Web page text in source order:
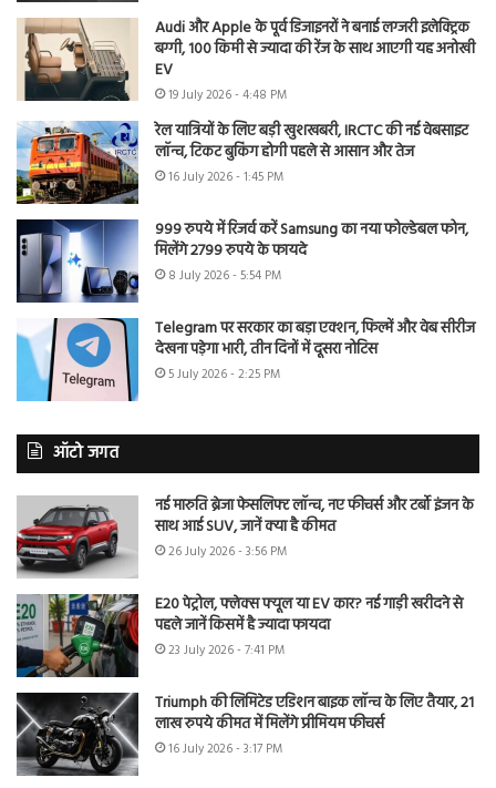
Audi और Apple के पूर्व डिजाइनरों ने बनाई लग्जरी इलेक्ट्रिक
बग्गी, 100 किमी से ज्यादा की रेंज के साथ आएगी यह अनोखी
EV
19 July 2026 - 4:48 PM
रेल यात्रियों के लिए बड़ी खुशखबरी, IRCTC की नई वेबसाइट
लॉन्च, टिकट बुकिंग होगी पहले से आसान और तेज
16 July 2026 - 1:45 PM
999 रुपये में रिजर्व करें Samsung का नया फोल्डेबल फोन,
मिलेंगे 2799 रुपये के फायदे
8 July 2026 - 5:54 PM
Telegram पर सरकार का बड़ा एक्शन, फिल्में और वेब सीरीज
देखना पड़ेगा भारी, तीन दिनों में दूसरा नोटिस
5 July 2026 - 2:25 PM
ऑटो जगत
नई मारुति ब्रेजा फेसलिफ्ट लॉन्च, नए फीचर्स और टर्बो इंजन के
साथ आई SUV, जानें क्या है कीमत
26 July 2026 - 3:56 PM
E20 पेट्रोल, फ्लेक्स फ्यूल या EV कार? नई गाड़ी खरीदने से
पहले जानें किसमें है ज्यादा फायदा
23 July 2026 - 7:41 PM
Triumph की लिमिटेड एडिशन बाइक लॉन्च के लिए तैयार, 21
लाख रुपये कीमत में मिलेंगे प्रीमियम फीचर्स
16 July 2026 - 3:17 PM